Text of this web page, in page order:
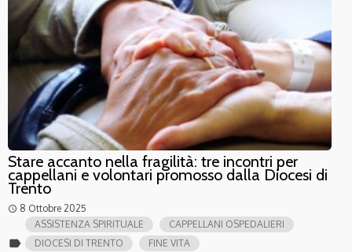
Stare accanto nella fragilità: tre incontri per
cappellani e volontari promosso dalla Diocesi di
Trento
access_time 8 Ottobre 2025
label
ASSISTENZA SPIRITUALE
CAPPELLANI OSPEDALIERI
DIOCESI DI TRENTO
FINE VITA